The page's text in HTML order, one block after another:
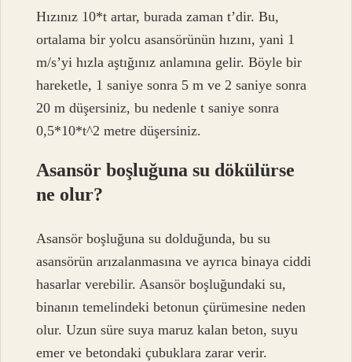
Hızınız 10*t artar, burada zaman t’dir. Bu,
ortalama bir yolcu asansörünün hızını, yani 1
m/s’yi hızla aştığınız anlamına gelir. Böyle bir
hareketle, 1 saniye sonra 5 m ve 2 saniye sonra
20 m düşersiniz, bu nedenle t saniye sonra
0,5*10*t^2 metre düşersiniz.
Asansör boşluğuna su dökülürse
ne olur?
Asansör boşluğuna su dolduğunda, bu su
asansörün arızalanmasına ve ayrıca binaya ciddi
hasarlar verebilir. Asansör boşluğundaki su,
binanın temelindeki betonun çürümesine neden
olur. Uzun süre suya maruz kalan beton, suyu
emer ve betondaki çubuklara zarar verir.